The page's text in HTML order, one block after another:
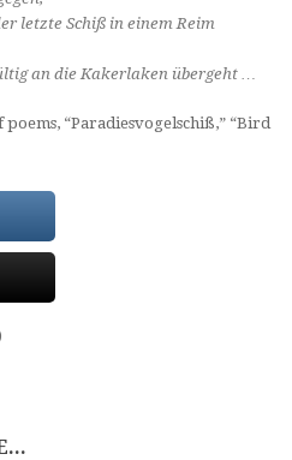
letzte Schiß in einem Reim
an die Kakerlaken übergeht …
“Paradiesvogelschiß,” “Bird